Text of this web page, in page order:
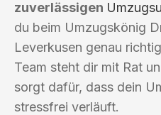
zuverlässigen
du beim Umzugskönig
Leverkusen genau
Team steht dir mit Rat
sorgt dafür, dass dein
stressfrei verläuft.